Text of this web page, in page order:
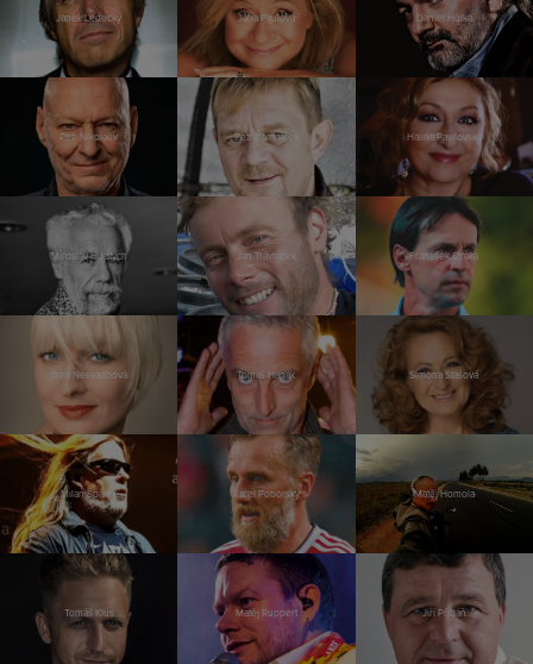
Janek Ledecký Jana Paulová Daniel Hůlka
Petr Nikolaev Petr Čtvrtníček Halina Pawlovská
Miroslav Huptych Jan Trávníček František Straka
Bára Nesvadbová Tomáš Hanák Simona Stašová
Milan Špalek Karel Poborský Matěj Homola
Tomáš Klus Matěj Ruppert Jiří Přibáň